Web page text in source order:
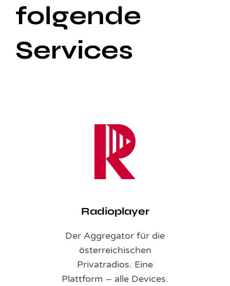
folgende
Services
Radioplayer
Der Aggregator für die
österreichischen
Privatradios. Eine
Plattform – alle Devices.